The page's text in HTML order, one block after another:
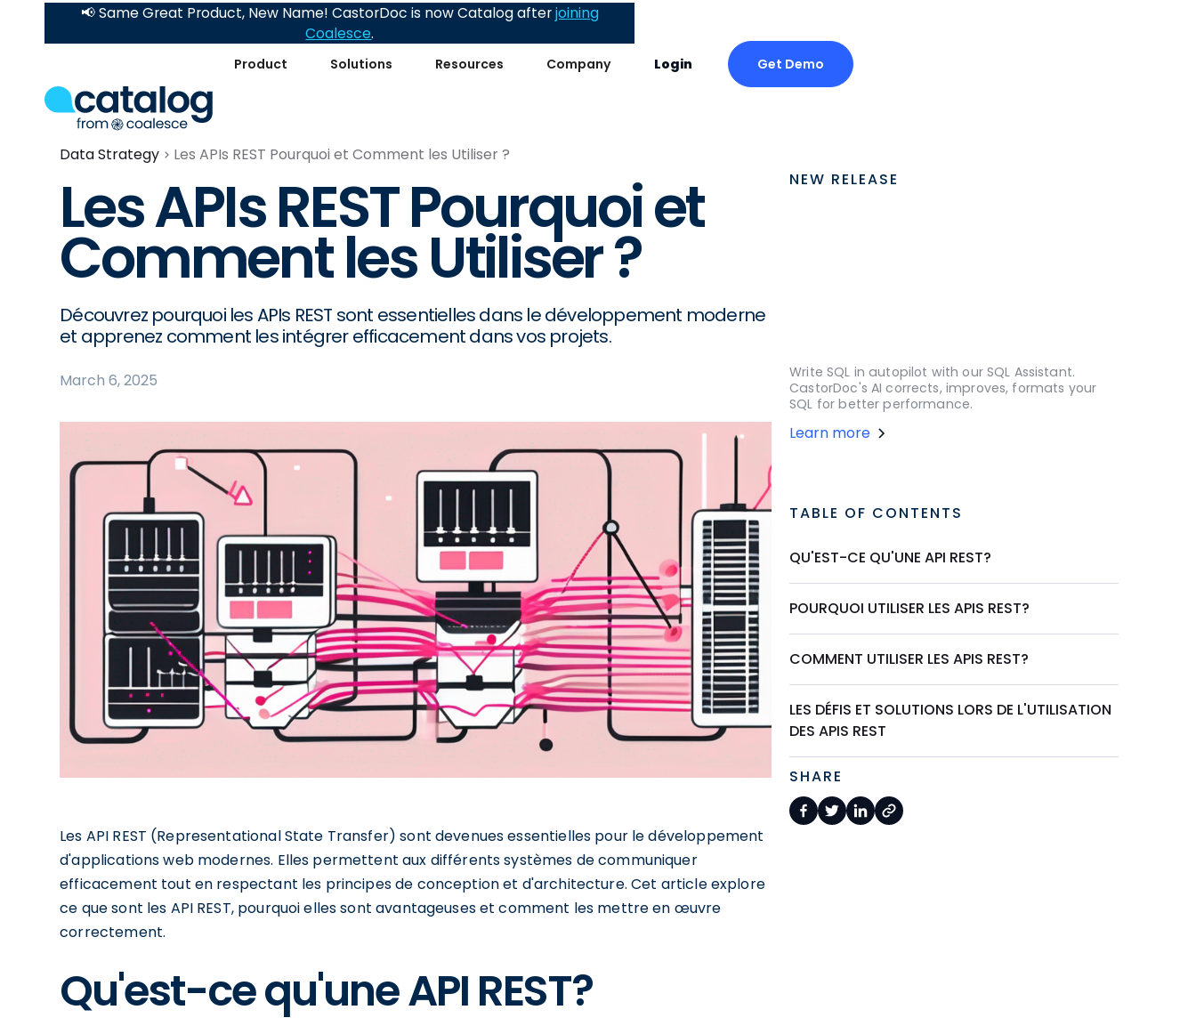
Product Solutions Resources Company Login Get Demo
📢 Same Great Product, New Name! CastorDoc is now Catalog afterjoining
Coalesce.
Data Strategy Les APIs REST Pourquoi et Comment les Utiliser ?
Les APIs REST Pourquoi et
Comment les Utiliser ?
Découvrez pourquoi les APIs REST sont essentielles dans le développement moderne
et apprenez comment les intégrer efficacement dans vos projets.
March 6, 2025
Les API REST (Representational State Transfer) sont devenues essentielles pour le développement
d'applications web modernes. Elles permettent aux différents systèmes de communiquer
efficacement tout en respectant les principes de conception et d'architecture. Cet article explore
ce que sont les API REST, pourquoi elles sont avantageuses et comment les mettre en œuvre
correctement.
Qu'est-ce qu'une API REST?
NEW RELEASE
Write SQL in autopilot with our SQL Assistant.
CastorDoc's AI corrects, improves, formats your
SQL for better performance.
Learn more
TABLE OF CONTENTS
QU'EST-CE QU'UNE API REST?
POURQUOI UTILISER LES APIS REST?
COMMENT UTILISER LES APIS REST?
LES DÉFIS ET SOLUTIONS LORS DE L'UTILISATION
DES APIS REST
SHARE